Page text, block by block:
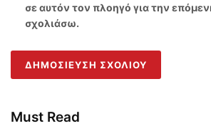
σε αυτόν τον πλοηγό για την
σχολιάσω.
Must Read